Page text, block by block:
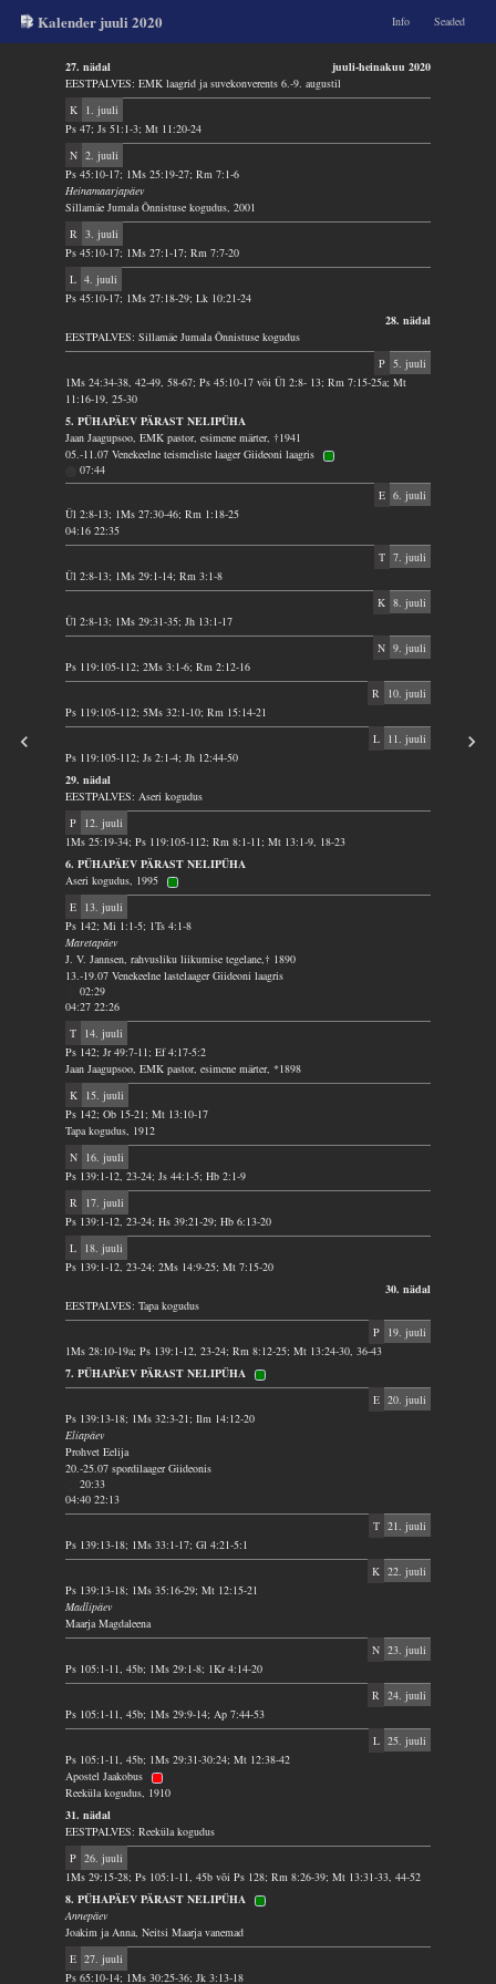
Kalender juuli 2020 Info Seaded
27. nädal
juuli-heinakuu 2020
EESTPALVES: EMK laagrid ja suvekonverents 6.-9. augustil
K 1. juuli
Ps 47; Js 51:1-3; Mt 11:20-24
N 2. juuli
Ps 45:10-17; 1Ms 25:19-27; Rm 7:1-6
Heinamaarjapäev
Sillamäe Jumala Õnnistuse kogudus, 2001
R 3. juuli
Ps 45:10-17; 1Ms 27:1-17; Rm 7:7-20
L 4. juuli
Ps 45:10-17; 1Ms 27:18-29; Lk 10:21-24
28. nädal
EESTPALVES: Sillamäe Jumala Õnnistuse kogudus
P 5. juuli
1Ms 24:34-38, 42-49, 58-67; Ps 45:10-17 või Ül 2:8- 13; Rm 7:15-25a; Mt
11:16-19, 25-30
5. PÜHAPÄEV PÄRAST NELIPÜHA
Jaan Jaagupsoo, EMK pastor, esimene märter, †1941
05.-11.07 Venekeelne teismeliste laager Giideoni laagris
07:44
E 6. juuli
Ül 2:8-13; 1Ms 27:30-46; Rm 1:18-25
04:16 22:35
T 7. juuli
Ül 2:8-13; 1Ms 29:1-14; Rm 3:1-8
K 8. juuli
Ül 2:8-13; 1Ms 29:31-35; Jh 13:1-17
N 9. juuli
Ps 119:105-112; 2Ms 3:1-6; Rm 2:12-16
R 10. juuli
Ps 119:105-112; 5Ms 32:1-10; Rm 15:14-21
L 11. juuli
Ps 119:105-112; Js 2:1-4; Jh 12:44-50
29. nädal
EESTPALVES: Aseri kogudus
P 12. juuli
1Ms 25:19-34; Ps 119:105-112; Rm 8:1-11; Mt 13:1-9, 18-23
6. PÜHAPÄEV PÄRAST NELIPÜHA
Aseri kogudus, 1995
E 13. juuli
Ps 142; Mi 1:1-5; 1Ts 4:1-8
Maretapäev
J. V. Jannsen, rahvusliku liikumise tegelane,† 1890
13.-19.07 Venekeelne lastelaager Giideoni laagris
02:29
04:27 22:26
T 14. juuli
Ps 142; Jr 49:7-11; Ef 4:17-5:2
Jaan Jaagupsoo, EMK pastor, esimene märter, *1898
K 15. juuli
Ps 142; Ob 15-21; Mt 13:10-17
Tapa kogudus, 1912
N 16. juuli
Ps 139:1-12, 23-24; Js 44:1-5; Hb 2:1-9
R 17. juuli
Ps 139:1-12, 23-24; Hs 39:21-29; Hb 6:13-20
L 18. juuli
Ps 139:1-12, 23-24; 2Ms 14:9-25; Mt 7:15-20
30. nädal
EESTPALVES: Tapa kogudus
P 19. juuli
1Ms 28:10-19a; Ps 139:1-12, 23-24; Rm 8:12-25; Mt 13:24-30, 36-43
7. PÜHAPÄEV PÄRAST NELIPÜHA
E 20. juuli
Ps 139:13-18; 1Ms 32:3-21; Ilm 14:12-20
Eliapäev
Prohvet Eelija
20.-25.07 spordilaager Giideonis
20:33
04:40 22:13
T 21. juuli
Ps 139:13-18; 1Ms 33:1-17; Gl 4:21-5:1
K 22. juuli
Ps 139:13-18; 1Ms 35:16-29; Mt 12:15-21
Madlipäev
Maarja Magdaleena
N 23. juuli
Ps 105:1-11, 45b; 1Ms 29:1-8; 1Kr 4:14-20
R 24. juuli
Ps 105:1-11, 45b; 1Ms 29:9-14; Ap 7:44-53
L 25. juuli
Ps 105:1-11, 45b; 1Ms 29:31-30:24; Mt 12:38-42
Apostel Jaakobus
Reeküla kogudus, 1910
31. nädal
EESTPALVES: Reeküla kogudus
P 26. juuli
1Ms 29:15-28; Ps 105:1-11, 45b või Ps 128; Rm 8:26-39; Mt 13:31-33, 44-52
8. PÜHAPÄEV PÄRAST NELIPÜHA
Annepäev
Joakim ja Anna, Neitsi Maarja vanemad
E 27. juuli
Ps 65:10-14; 1Ms 30:25-36; Jk 3:13-18